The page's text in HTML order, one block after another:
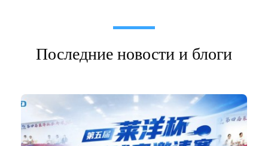
Последние новости и блоги